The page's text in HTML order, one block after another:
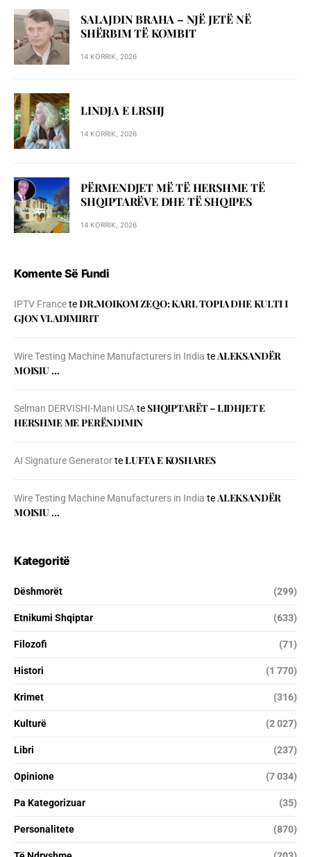
SALAJDIN BRAHA – NJЁ JETЁ NЁ
SHЁRBIM TЁ KOMBIT
14 KORRIK, 2026
LINDJA E LRSHJ
14 KORRIK, 2026
PËRMENDJET MË TË HERSHME TË
SHQIPTARËVE DHE TË SHQIPES
14 KORRIK, 2026
Komente Së Fundi
IPTV FranceteDR.MOIKOM ZEQO: KARL TOPIA DHE KULTI I
GJON VLADIMIRIT
Wire Testing Machine Manufacturers in India teALEKSANDËR
MOISIU …
Selman DERVISHI-Mani USAteSHQIPTARËT – LIDHJET E
HERSHME ME PERËNDIMIN
AI Signature GeneratorteLUFTA E KOSHARES
Wire Testing Machine Manufacturers in India teALEKSANDËR
MOISIU …
Kategoritë
Dëshmorët (299)
Etnikumi Shqiptar (633)
Filozofi (71)
Histori (1 770)
Krimet (316)
Kulturë (2 027)
Libri (237)
Opinione (7 034)
Pa Kategorizuar (35)
Personalitete (870)